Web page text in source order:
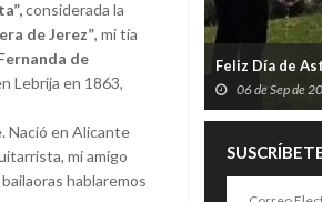
considerada la
de Jerez”, mi tía
de
Lebrija en 1863,
Nació en Alicante
mi amigo
hablaremos
Feliz Día de
06 de Sep de